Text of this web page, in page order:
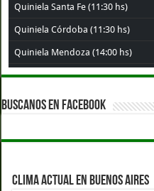
Quiniela Santa Fe (11:30 hs)
Quiniela Córdoba (11:30 hs)
Quiniela Mendoza (14:00 hs)
Quiniela Córdoba (14:00 hs)
Quiniela Santa Fe (14:00 hs)
Quiniela de la Ciudad (14:00 hs)
BUSCANOS EN FACEBOOK
CLIMA ACTUAL EN BUENOS AIRES